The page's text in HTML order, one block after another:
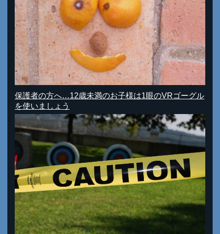
保護者の方へ…12歳未満のお子様は1眼のVRゴーグル
を使いましょう